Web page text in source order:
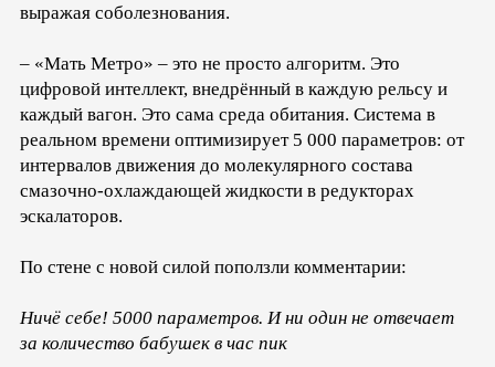
выражая соболезнования.
– «Мать Метро» – это не просто алгоритм. Это
цифровой интеллект, внедрённый в каждую рельсу и
каждый вагон. Это сама среда обитания. Система в
реальном времени оптимизирует 5 000 параметров: от
интервалов движения до молекулярного состава
смазочно-охлаждающей жидкости в редукторах
эскалаторов.
По стене с новой силой поползли комментарии:
Ничё себе! 5000 параметров. И ни один не отвечает
за количество бабушек в час пик